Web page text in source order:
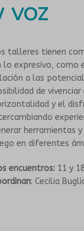
EN LOS BARRIOS
MURGA JOVEN
TALLERES
GALERIA
CONVENIOS
HISTORIA
voz
talleres tienen
lo expresivo, como
a las
de
y el
herramientas
en diferentes
encuentros: 11 y
: Cecilia